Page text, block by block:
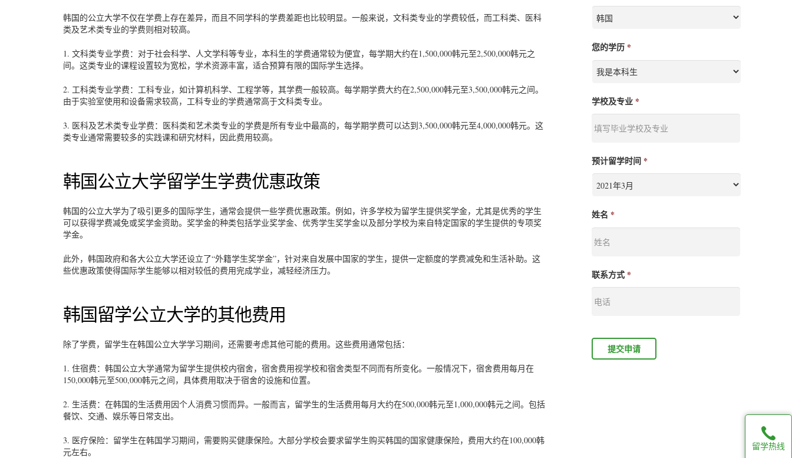
韩国的公立大学不仅在学费上存在差异，而且不同学科的学费差距也比较明显。一般来说，文科类专业的学费较低，而工科类、医科
类及艺术类专业的学费则相对较高。
1. 文科类专业学费：对于社会科学、人文学科等专业，本科生的学费通常较为便宜，每学期大约在1,500,000韩元至2,500,000韩元之
间。这类专业的课程设置较为宽松，学术资源丰富，适合预算有限的国际学生选择。
2. 工科类专业学费：工科专业，如计算机科学、工程学等，其学费一般较高。每学期学费大约在2,500,000韩元至3,500,000韩元之间。
由于实验室使用和设备需求较高，工科专业的学费通常高于文科类专业。
3. 医科及艺术类专业学费：医科类和艺术类专业的学费是所有专业中最高的，每学期学费可以达到3,500,000韩元至4,000,000韩元。这
类专业通常需要较多的实践课和研究材料，因此费用较高。
韩国公立大学留学生学费优惠政策
韩国的公立大学为了吸引更多的国际学生，通常会提供一些学费优惠政策。例如，许多学校为留学生提供奖学金，尤其是优秀的学生
可以获得学费减免或奖学金资助。奖学金的种类包括学业奖学金、优秀学生奖学金以及部分学校为来自特定国家的学生提供的专项奖
学金。
此外，韩国政府和各大公立大学还设立了“外籍学生奖学金”，针对来自发展中国家的学生，提供一定额度的学费减免和生活补助。这
些优惠政策使得国际学生能够以相对较低的费用完成学业，减轻经济压力。
韩国留学公立大学的其他费用
除了学费，留学生在韩国公立大学学习期间，还需要考虑其他可能的费用。这些费用通常包括：
1. 住宿费：韩国公立大学通常为留学生提供校内宿舍，宿舍费用视学校和宿舍类型不同而有所变化。一般情况下，宿舍费用每月在
150,000韩元至500,000韩元之间，具体费用取决于宿舍的设施和位置。
2. 生活费：在韩国的生活费用因个人消费习惯而异。一般而言，留学生的生活费用每月大约在500,000韩元至1,000,000韩元之间。包括
餐饮、交通、娱乐等日常支出。
3. 医疗保险：留学生在韩国学习期间，需要购买健康保险。大部分学校会要求留学生购买韩国的国家健康保险，费用大约在100,000韩
元左右。
您的学历 *
学校及专业 *
预计留学时间 *
姓名 *
联系方式 *
留学热线